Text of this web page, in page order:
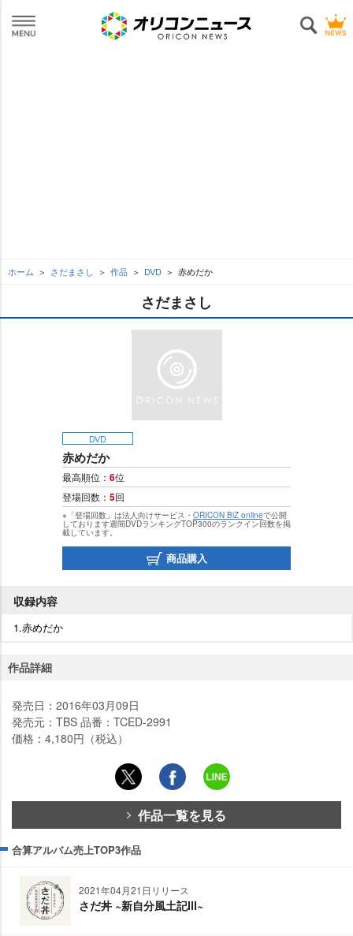
ホーム さだまさし 作品 DVD 赤めだか
さだまさし
DVD
赤めだか
最高順位： 6位
登場回数： 5回
※「登場回数」は法人向けサービス・ ORICON BiZ onlineで公開
しております週間DVDランキングTOP300のランクイン回数を掲
載しています。
商品購入
収録内容
1.赤めだか
作品詳細
発売日：2016年03月09日
発売元：TBS 品番：TCED-2991
価格：4,180円（税込）
作品一覧を見る
合算アルバム売上TOP3作品
2021年04月21日リリース
さだ丼 ~新自分風土記Ⅲ~